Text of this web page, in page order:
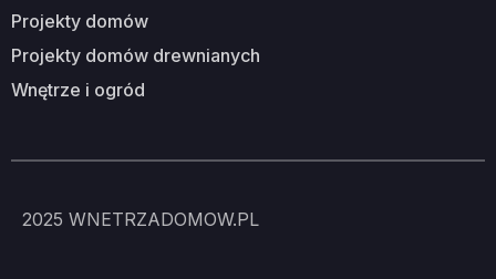
projekty domów
projekty domów drewnianych
wnętrze i ogród
2025 WNETRZADOMOW.PL